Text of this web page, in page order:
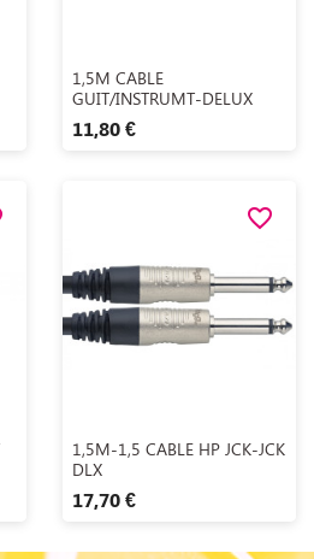
Aperçu rapide
1,5M CABLE
GUIT/INSTRUMT-DELUX
11,80 €
Aperçu rapide
1,5M-1,5 CABLE HP JCK-JCK
DLX
17,70 €
favorite_border